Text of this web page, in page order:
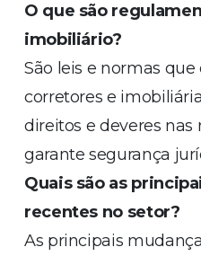
O que são
imobiliário?
São leis e normas
corretores e
direitos e deveres nas
garante segurança
Quais são as
recentes no setor?
As principais